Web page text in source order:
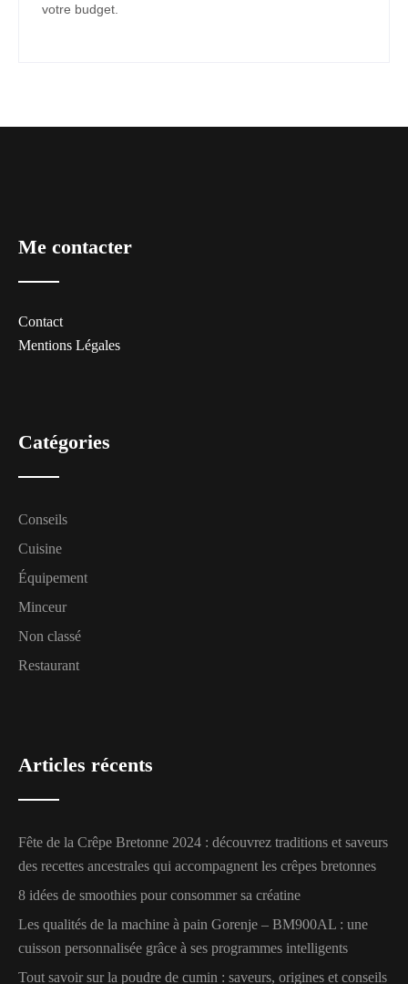
votre budget.
Me contacter
Contact
Mentions Légales
Catégories
Conseils
Cuisine
Équipement
Minceur
Non classé
Restaurant
Articles récents
Fête de la Crêpe Bretonne 2024 : découvrez traditions et saveurs
des recettes ancestrales qui accompagnent les crêpes bretonnes
8 idées de smoothies pour consommer sa créatine
Les qualités de la machine à pain Gorenje – BM900AL : une
cuisson personnalisée grâce à ses programmes intelligents
Tout savoir sur la poudre de cumin : saveurs, origines et conseils